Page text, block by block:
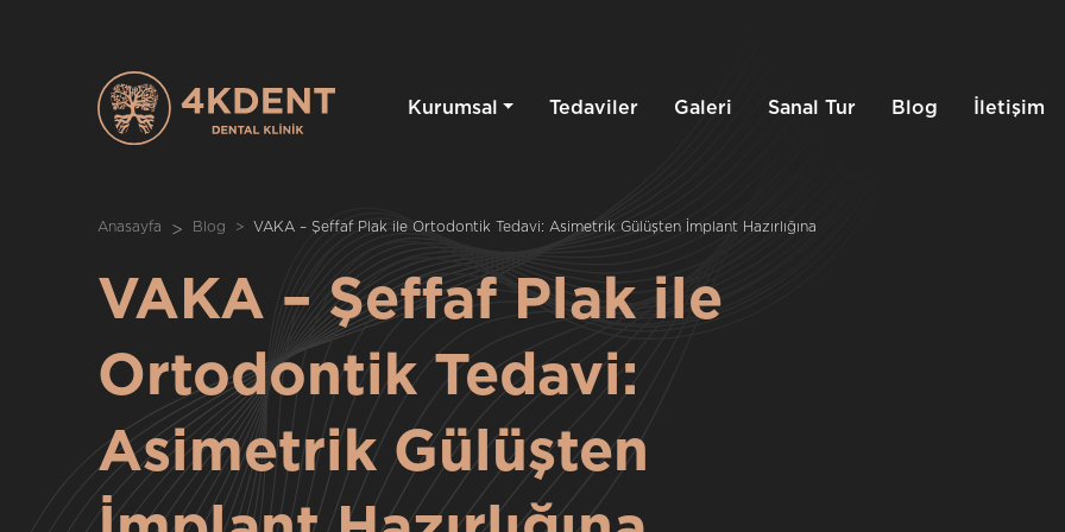
Kurumsal Tedaviler Galeri Sanal Tur Blog İletişim
Anasayfa Blog VAKA – Şeffaf Plak ile Ortodontik Tedavi: Asimetrik Gülüşten İmplant Hazırlığına
VAKA – Şeffaf Plak ile
Ortodontik Tedavi:
Asimetrik Gülüşten